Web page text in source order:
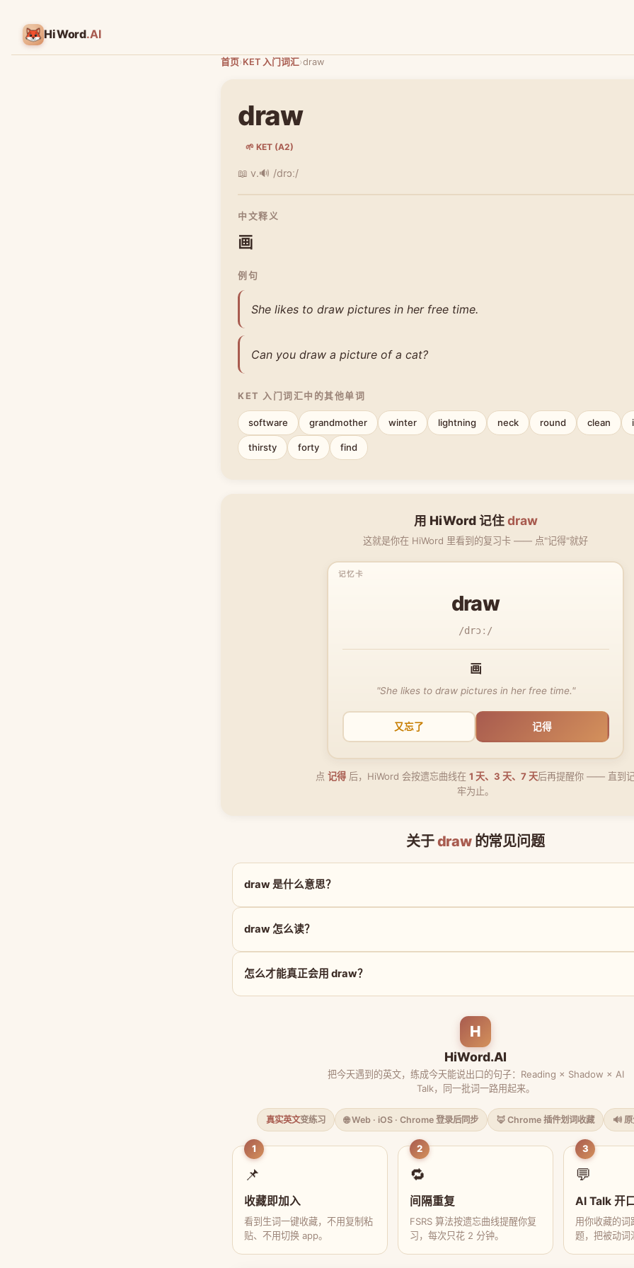
HiWord.AI
首页›KET 入门词汇›draw
draw
🌱 KET (A2)
📖 v.🔊 /drɔː/
中文释义
画
例句
She likes to draw pictures in her free time.
Can you draw a picture of a cat?
KET 入门词汇中的其他单词
software grandmother winter lightning neck round clean
thirsty forty find
用 HiWord 记住draw
这就是你在 HiWord 里看到的复习卡 —— 点"记得"就好
draw
/drɔː/
画
"She likes to draw pictures in her free time."
又忘了 记得
点 记得 后，HiWord 会按遗忘曲线在 1 天、3 天、7 天后再提醒你 —— 直到
牢为止。
关于draw的常见问题
draw 是什么意思？
draw 怎么读？
怎么才能真正会用 draw？
H
HiWord.AI
把今天遇到的英文，练成今天能说出口的句子：Reading × Shadow × AI
Talk，同一批词一路用起来。
真实英文变练习 🌐 Web · iOS · Chrome 登录后同步 🦊 Chrome 插件划词收藏 🔊
1
📌
收藏即加入
看到生词一键收藏，不用复制粘
贴、不用切换 app。
2
🔁
间隔重复
FSRS 算法按遗忘曲线提醒你复
习，每次只花 2 分钟。
3
💬
AI Talk 开
用你收藏的词
题，把被动词